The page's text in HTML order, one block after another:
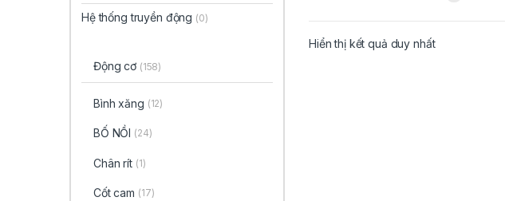
Hiển thị kết quả duy nhất
Hệ thống truyền động (0)
Động cơ (158)
Bình xăng (12)
BỐ NỒI (24)
Chân rít (1)
Cốt cam (17)